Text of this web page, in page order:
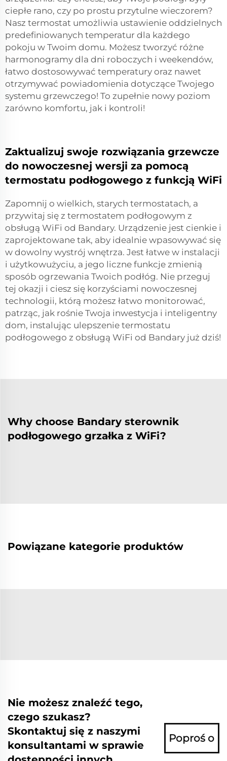
ciepłe rano, czy po prostu przytulne wieczorem?
Nasz termostat umożliwia ustawienie oddzielnych
predefiniowanych temperatur dla każdego
pokoju w Twoim domu. Możesz tworzyć różne
harmonogramy dla dni roboczych i weekendów,
łatwo dostosowywać temperatury oraz nawet
otrzymywać powiadomienia dotyczące Twojego
systemu grzewczego! To zupełnie nowy poziom
zarówno komfortu, jak i kontroli!
Zaktualizuj swoje rozwiązania grzewcze
do nowoczesnej wersji za pomocą
termostatu podłogowego z funkcją WiFi
Zapomnij o wielkich, starych termostatach, a
przywitaj się z termostatem podłogowym z
obsługą WiFi od Bandary. Urządzenie jest cienkie i
zaprojektowane tak, aby idealnie wpasowywać się
w dowolny wystrój wnętrza. Jest łatwe w instalacji
i użytkowużyciu, a jego liczne funkcje zmienią
sposób ogrzewania Twoich podłóg. Nie przeguj
tej okazji i ciesz się korzyściami nowoczesnej
technologii, którą możesz łatwo monitorować,
patrząc, jak rośnie Twoja inwestycja i inteligentny
dom, instalując ulepszenie termostatu
podłogowego z obsługą WiFi od Bandary już dziś!
Why choose Bandary sterownik
podłogowego grzałka z WiFi?
Powiązane kategorie produktów
Nie możesz znaleźć tego,
czego szukasz?
Skontaktuj się z naszymi
konsultantami w sprawie
Poproś o